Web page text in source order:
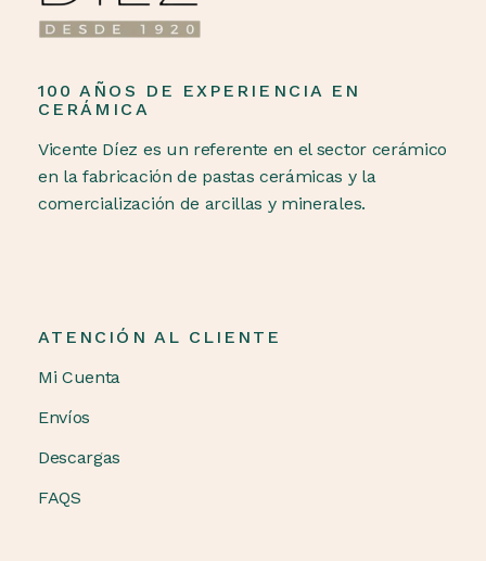
100 AÑOS DE EXPERIENCIA EN
CERÁMICA
Vicente Díez es un referente en el sector cerámico
en la fabricación de pastas cerámicas y la
comercialización de arcillas y minerales.
ATENCIÓN AL CLIENTE
Mi Cuenta
Envíos
Descargas
FAQS